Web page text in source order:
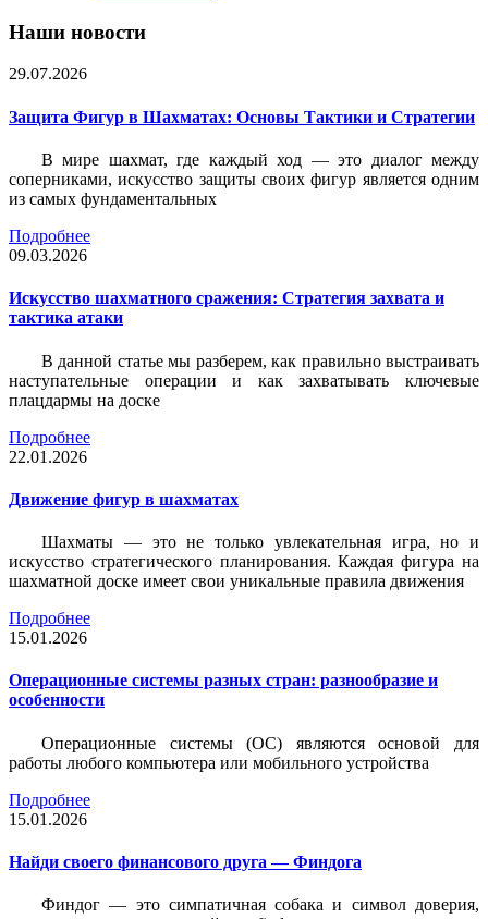
Наши новости
29.07.2026
Защита Фигур в Шахматах: Основы Тактики и Стратегии
В мире шахмат, где каждый ход — это диалог между
соперниками, искусство защиты своих фигур является одним
из самых фундаментальных
Подробнее
09.03.2026
Искусство шахматного сражения: Стратегия захвата и
тактика атаки
В данной статье мы разберем, как правильно выстраивать
наступательные операции и как захватывать ключевые
плацдармы на доске
Подробнее
22.01.2026
Движение фигур в шахматах
Шахматы — это не только увлекательная игра, но и
искусство стратегического планирования. Каждая фигура на
шахматной доске имеет свои уникальные правила движения
Подробнее
15.01.2026
Операционные системы разных стран: разнообразие и
особенности
Операционные системы (ОС) являются основой для
работы любого компьютера или мобильного устройства
Подробнее
15.01.2026
Найди своего финансового друга — Финдога
Финдог — это симпатичная собака и символ доверия,